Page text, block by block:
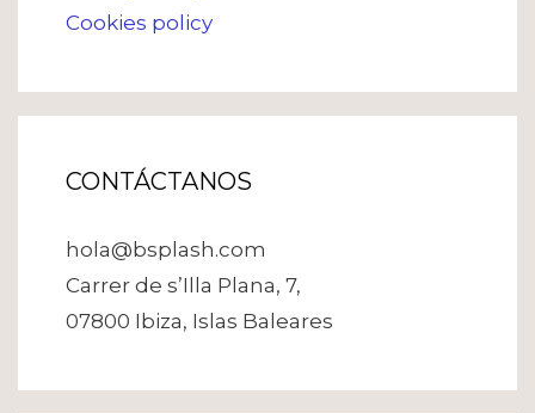
Cookies policy
CONTÁCTANOS
hola@bsplash.com
Carrer de s’Illa Plana, 7,
07800 Ibiza, Islas Baleares